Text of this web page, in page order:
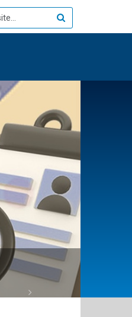
SECURITATE ȘI
Next